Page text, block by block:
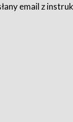
email z